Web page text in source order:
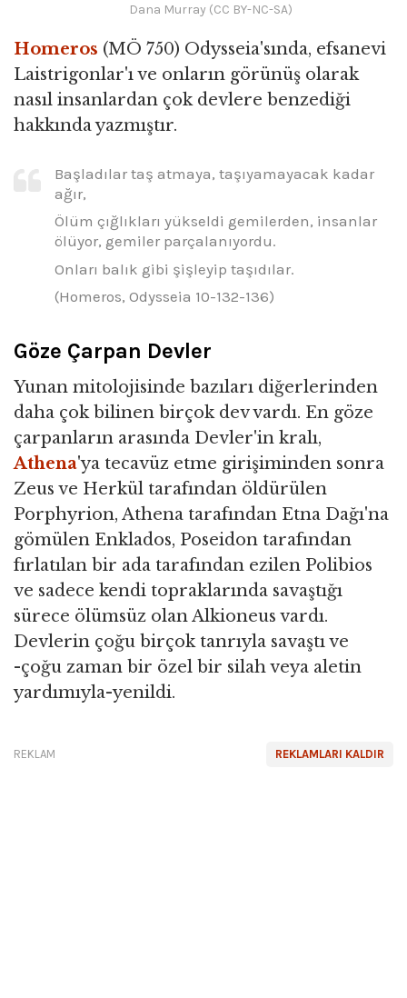
Dana Murray (CC BY-NC-SA)
Homeros (MÖ 750) Odysseia'sında, efsanevi
Laistrigonlar'ı ve onların görünüş olarak
nasıl insanlardan çok devlere benzediği
hakkında yazmıştır.
Başladılar taş atmaya, taşıyamayacak kadar
ağır,
Ölüm çığlıkları yükseldi gemilerden, insanlar
ölüyor, gemiler parçalanıyordu.
Onları balık gibi şişleyip taşıdılar.
(Homeros, Odysseia 10-132-136)
Göze Çarpan Devler
Yunan mitolojisinde bazıları diğerlerinden
daha çok bilinen birçok dev vardı. En göze
çarpanların arasında Devler'in kralı,
Athena'ya tecavüz etme girişiminden sonra
Zeus ve Herkül tarafından öldürülen
Porphyrion, Athena tarafından Etna Dağı'na
gömülen Enklados, Poseidon tarafından
fırlatılan bir ada tarafından ezilen Polibios
ve sadece kendi topraklarında savaştığı
sürece ölümsüz olan Alkioneus vardı.
Devlerin çoğu birçok tanrıyla savaştı ve
-çoğu zaman bir özel bir silah veya aletin
yardımıyla-yenildi.
REKLAMLARI KALDIR
REKLAM